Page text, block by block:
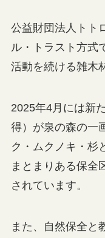
公益財団法人トト
ル・トラスト方式
活動を続ける雑木
2025年4月には新
得）が泉の森の一
ク・ムクノキ・杉
まとまりある保全
されています。
また、自然保全と